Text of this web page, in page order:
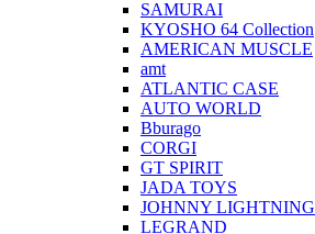
SAMURAI
KYOSHO 64 Collection
AMERICAN MUSCLE
amt
ATLANTIC CASE
AUTO WORLD
Bburago
CORGI
GT SPIRIT
JADA TOYS
JOHNNY LIGHTNING
LEGRAND